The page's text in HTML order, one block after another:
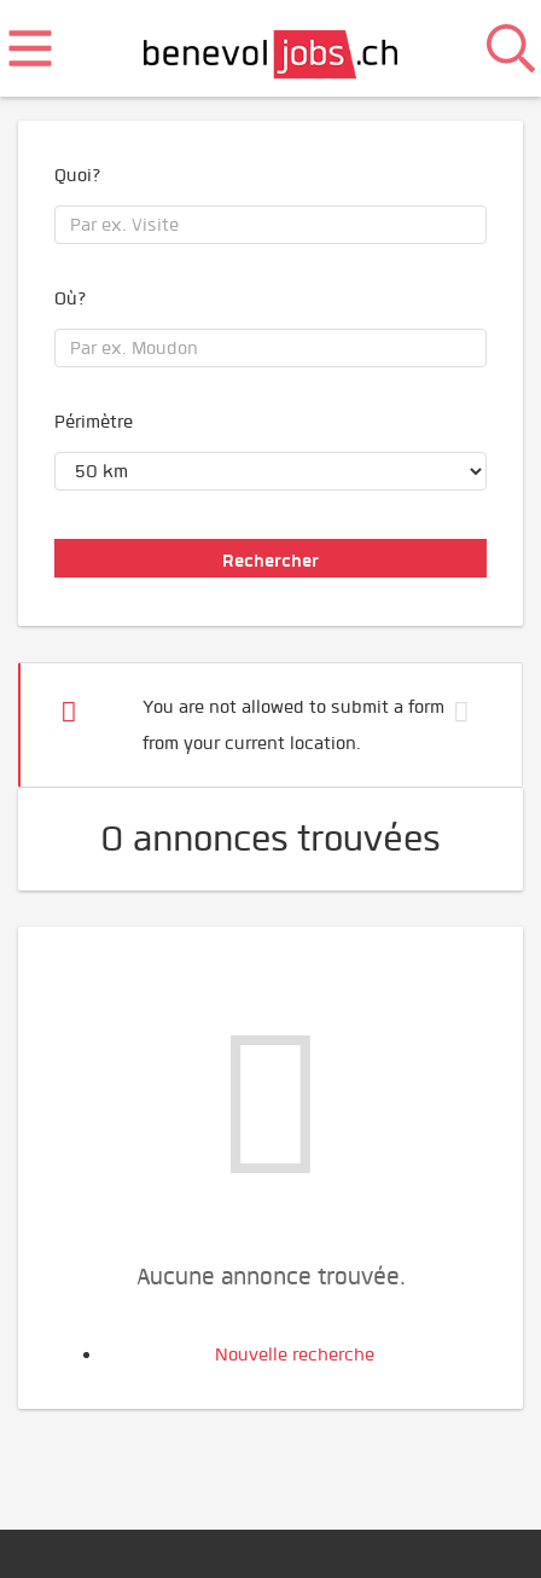
Quoi?
Où?
Périmètre
You are not allowed to submit a form
from your current location.
0 annonces trouvées
Aucune annonce trouvée.
Nouvelle recherche